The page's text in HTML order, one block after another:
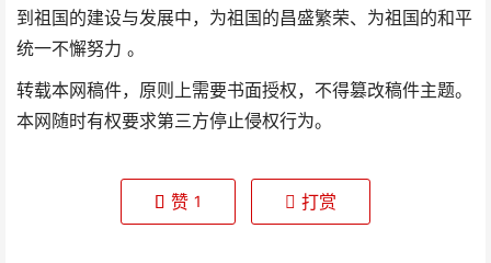
到祖国的建设与发展中，为祖国的昌盛繁荣、为祖国的和平
统一不懈努力 。
转载本网稿件，原则上需要书面授权，不得篡改稿件主题。
本网随时有权要求第三方停止侵权行为。
赞 1 打赏